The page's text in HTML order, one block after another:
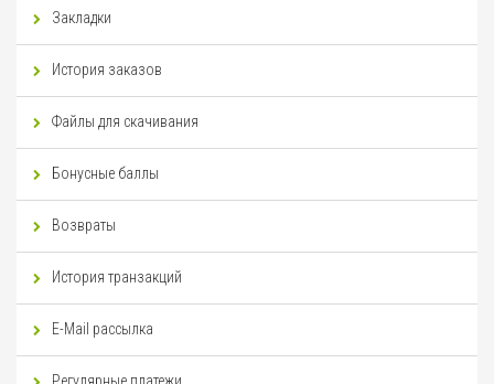
Закладки
История заказов
Файлы для скачивания
Бонусные баллы
Возвраты
История транзакций
E-Mail рассылка
Регулярные платежи